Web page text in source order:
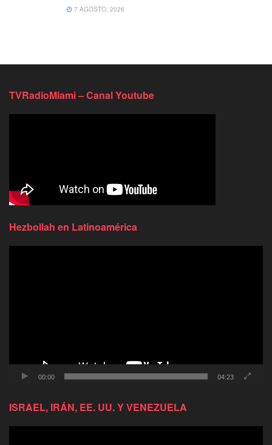
7 AGOSTO, 2026
TVRadioMiami – Canal Youtube
Hezbollah en Latinoamérica
00:00 04:23
ISRAEL, IRÁN, EE. UU. Y VENEZUELA